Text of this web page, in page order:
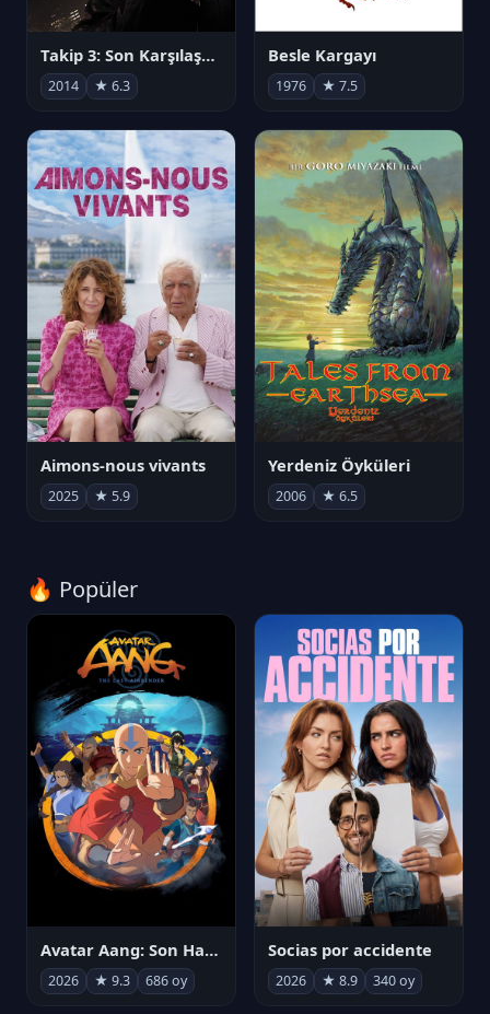
Takip 3: Son Karşılaşma
2014 ★ 6.3
Besle Kargayı
1976 ★ 7.5
Aimons-nous vivants
2025 ★ 5.9
Yerdeniz Öyküleri
2006 ★ 6.5
🔥 Popüler
Avatar Aang: Son Havabükücü
2026 ★ 9.3 686 oy
Socias por accidente
2026 ★ 8.9 340 oy